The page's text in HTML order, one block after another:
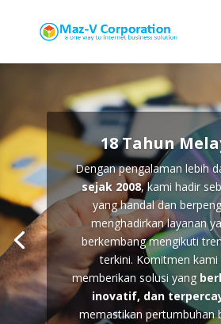
18 Tahun
Dengan pengalaman lebih
sejak 2008, kami hadir
yang handal dan
menghadirkan layanan
berkembang mengikuti
terkini. Komitmen kami
memberikan solusi yang
inovatif, dan
memastikan pertumbuhan